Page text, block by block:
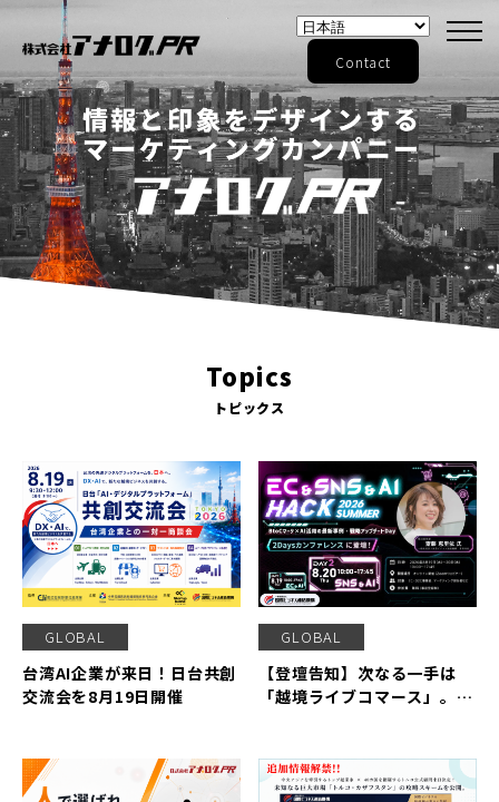
Contact
Topics
トピックス
GLOBAL
台湾AI企業が来日！日台共創
交流会を8月19日開催
GLOBAL
【登壇告知】次なる一手は
「越境ライブコマース」。株
結機構の齋藤恵里依が登壇い
たします。